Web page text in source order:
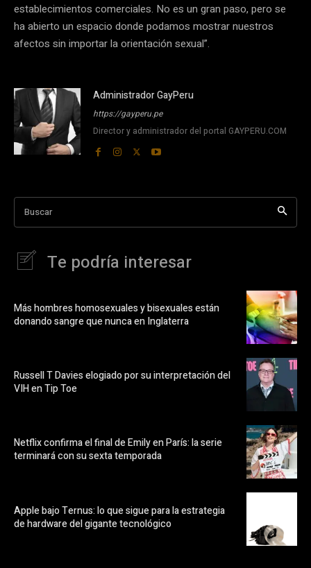
establecimientos comerciales. No es un gran paso, pero se
ha abierto un espacio donde podamos mostrar nuestros
afectos sin importar la orientación sexual”.
Administrador GayPeru
https://gayperu.pe
Director y administrador del portal GAYPERU.COM
Buscar
Te podría interesar
Más hombres homosexuales y bisexuales están
donando sangre que nunca en Inglaterra
Russell T Davies elogiado por su interpretación del
VIH en Tip Toe
Netflix confirma el final de Emily en París: la serie
terminará con su sexta temporada
Apple bajo Ternus: lo que sigue para la estrategia
de hardware del gigante tecnológico